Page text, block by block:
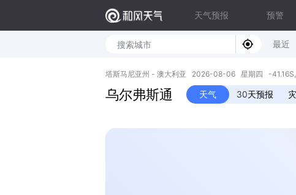
天气预报 预警
最近
塔斯马尼亚州 - 澳大利亚 2026-08-06 星期四 -41.16S,
乌尔弗斯通 天气 30天预报